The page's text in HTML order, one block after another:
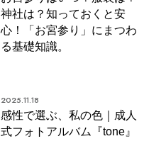
神社は？知っておくと安
心！「お宮参り」にまつわ
る基礎知識。
2025.11.18
感性で選ぶ、私の色｜成人
式フォトアルバム『tone』